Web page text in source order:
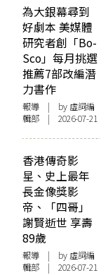
為大銀幕尋到
好劇本 美媒體
研究者創「Bo-
Sco」每月挑選
推薦7部改編潛
力書作
報導 | by 虛詞編
輯部 | 2026-07-21
香港傳奇影
星、史上最年
長金像獎影
帝、「四哥」
謝賢逝世 享壽
89歲
報導 | by 虛詞編
輯部 | 2026-07-21